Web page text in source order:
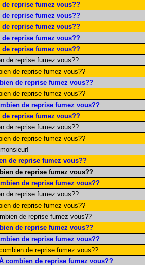
de reprise fumez vous??
de reprise fumez vous??
de reprise fumez vous??
de reprise fumez vous??
de reprise fumez vous??
de reprise fumez vous??
de reprise fumez vous??
de reprise fumez vous??
de reprise fumez vous??
de reprise fumez vous??
de reprise fumez vous??
de reprise fumez vous??
de reprise fumez vous??
de reprise fumez vous??
de reprise fumez vous??
de reprise fumez vous??
de reprise fumez vous??
de reprise fumez vous??
de reprise fumez vous??
de reprise fumez vous??
de reprise fumez vous??
de reprise fumez vous??
combien de reprise fumez vous??